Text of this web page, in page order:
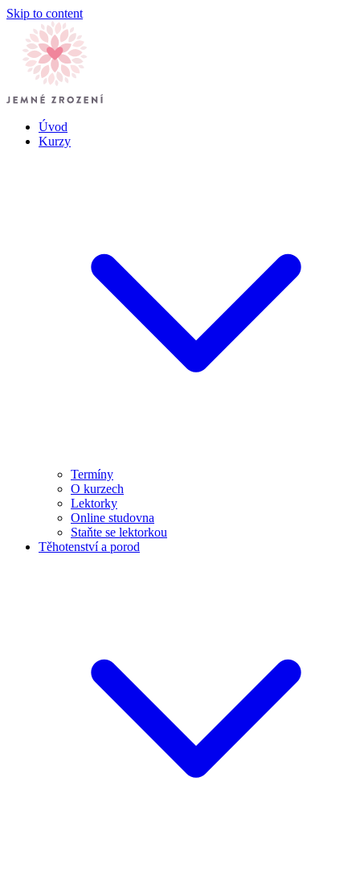
Skip to content
Úvod
Kurzy
Termíny
O kurzech
Lektorky
Online studovna
Staňte se lektorkou
Těhotenství a porod